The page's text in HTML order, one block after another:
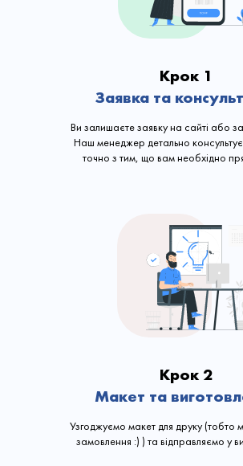
Крок 1
Заявка та
Ви залишаєте заявку на сайті або
Наш менеджер детально
точно з тим, що вам необхідно
Крок 2
Макет та
Узгоджуємо макет для друку (тобто
замовлення :) ) та відправляємо у